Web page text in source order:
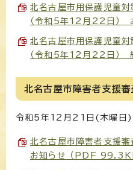
北名古屋市用保護児童対
（令和5年12月22日）
北名古屋市用保護児童対
（令和5年12月22日）
北名古屋市障害者支援
令和5年12月21日(木曜
北名古屋市障害者支援
お知らせ （PDF